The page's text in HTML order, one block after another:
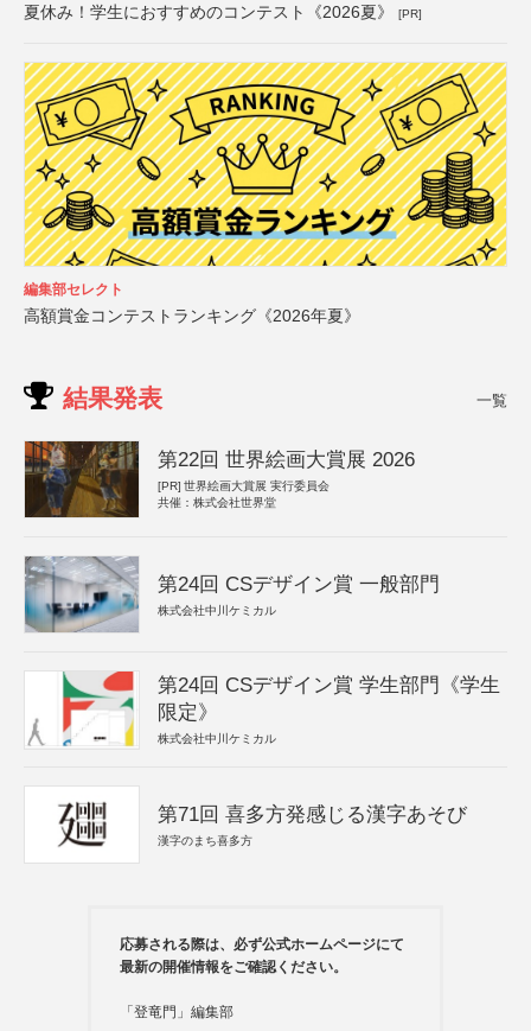
夏休み！学生におすすめのコンテスト《2026夏》 [PR]
編集部セレクト
高額賞金コンテストランキング《2026年夏》
結果発表 一覧
第22回 世界絵画大賞展 2026
[PR] 世界絵画大賞展 実行委員会
共催：株式会社世界堂
第24回 CSデザイン賞 一般部門
株式会社中川ケミカル
第24回 CSデザイン賞 学生部門《学生
限定》
株式会社中川ケミカル
第71回 喜多方発感じる漢字あそび
漢字のまち喜多方
応募される際は、必ず公式ホームページにて
最新の開催情報をご確認ください。
「登竜門」編集部